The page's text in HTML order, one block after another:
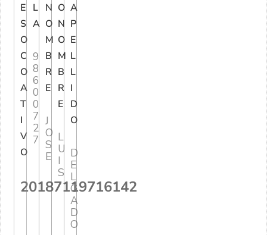
E
S
O
C
O
A
T
I
V
O
20187119716142
L
A
9
8
6
0
0
7
2
7
N
O
M
B
R
E
J
O
S
E
O
N
O
M
B
R
E
L
U
I
S
A
P
E
L
L
I
D
O
D
E
L
G
A
D
O